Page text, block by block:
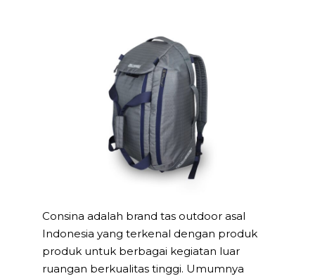
Consina adalah brand tas outdoor asal
Indonesia yang terkenal dengan produk
produk untuk berbagai kegiatan luar
ruangan berkualitas tinggi. Umumnya